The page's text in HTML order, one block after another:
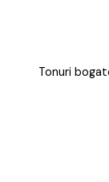
Tonuri